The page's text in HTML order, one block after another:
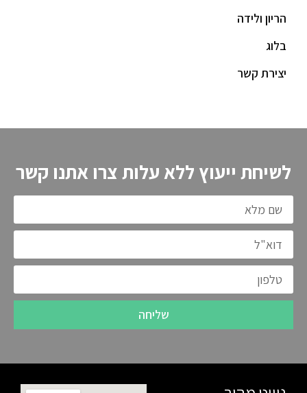
הריון ולידה
בלוג
יצירת קשר
לשיחת ייעוץ ללא עלות צרו אתנו קשר
שליחה